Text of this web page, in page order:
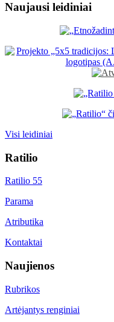
Naujausi leidiniai
Visi leidiniai
Ratilio
Ratilio 55
Parama
Atributika
Kontaktai
Naujienos
Rubrikos
Artėjantys renginiai